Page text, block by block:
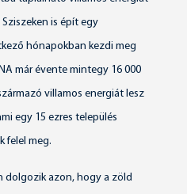
is épít egy
hónapokban kezdi meg
már évente mintegy 16 000
villamos energiát lesz
egy 15 ezres település
felel meg.
dolgozik azon, hogy a zöld